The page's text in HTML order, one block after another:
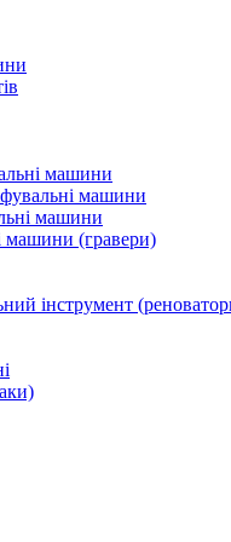
машини
машини
машини
машини (гравери)
інструмент